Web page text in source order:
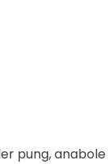
pung, anabole